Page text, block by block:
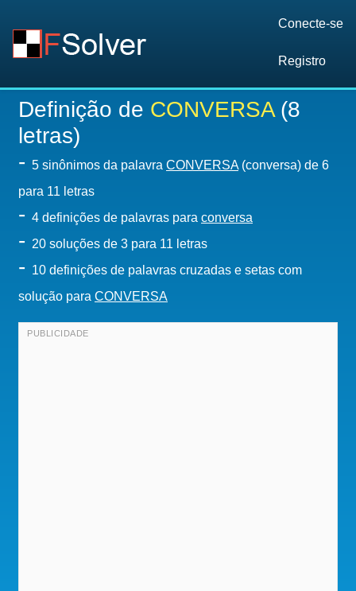
Conecte-se
Registro
Definição de CONVERSA(8
letras)
- 5 sinônimos da palavra CONVERSA(conversa) de 6
para 11 letras
- 4 definições de palavras para conversa
- 20 soluções de 3 para 11 letras
- 10 definições de palavras cruzadas e setas com
solução para CONVERSA